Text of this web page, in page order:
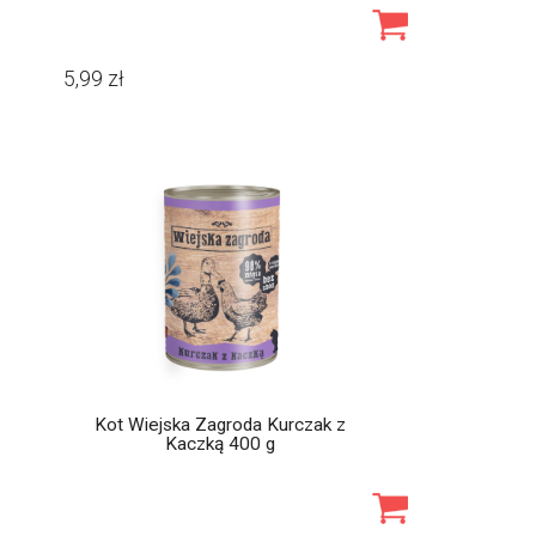
5,99 zł
Kot Wiejska Zagroda Kurczak z
Kaczką 400 g